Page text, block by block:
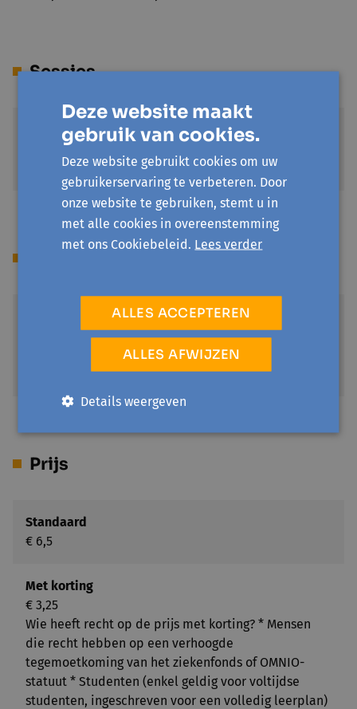
Sessies
di 24 november '26
20:00 - 22:00
CC Lokeren - Kerkplein - D1
CC Lokeren - Kerkplein
Kerkplein 5
Toon op kaart
Prijs
Standaard
€ 6,5
Met korting
€ 3,25
Wie heeft recht op de prijs met korting? * Mensen
die recht hebben op een verhoogde
tegemoetkoming van het ziekenfonds of OMNIO-
statuut * Studenten (enkel geldig voor voltijdse
studenten, ingeschreven voor een volledig leerplan)
Deze website maakt
gebruik van cookies.
Deze website gebruikt cookies om uw
gebruikerservaring te verbeteren. Door
onze website te gebruiken, stemt u in
met alle cookies in overeenstemming
met ons Cookiebeleid. Lees verder
ALLES ACCEPTEREN
ALLES AFWIJZEN
Details weergeven